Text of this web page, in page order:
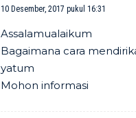
10 Desember, 2017 pukul 16:31
Assalamualaikum
Bagaimana cara
yatum
Mohon informasi